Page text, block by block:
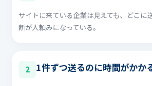
サイトに来ている企業は見えても、どこに
断が人頼みになっている。
2 1件ずつ送るのに時間がかか